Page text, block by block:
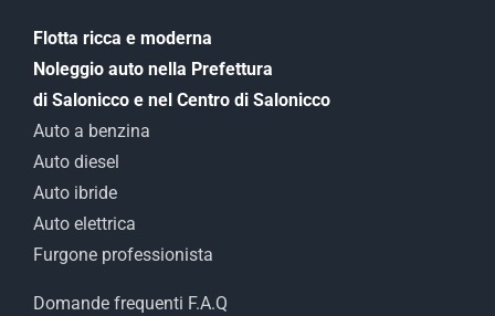
Flotta ricca e moderna
Noleggio auto nella Prefettura
di Salonicco e nel Centro di Salonicco
Auto a benzina
Auto diesel
Auto ibride
Auto elettrica
Furgone professionista
Domande frequenti F.A.Q